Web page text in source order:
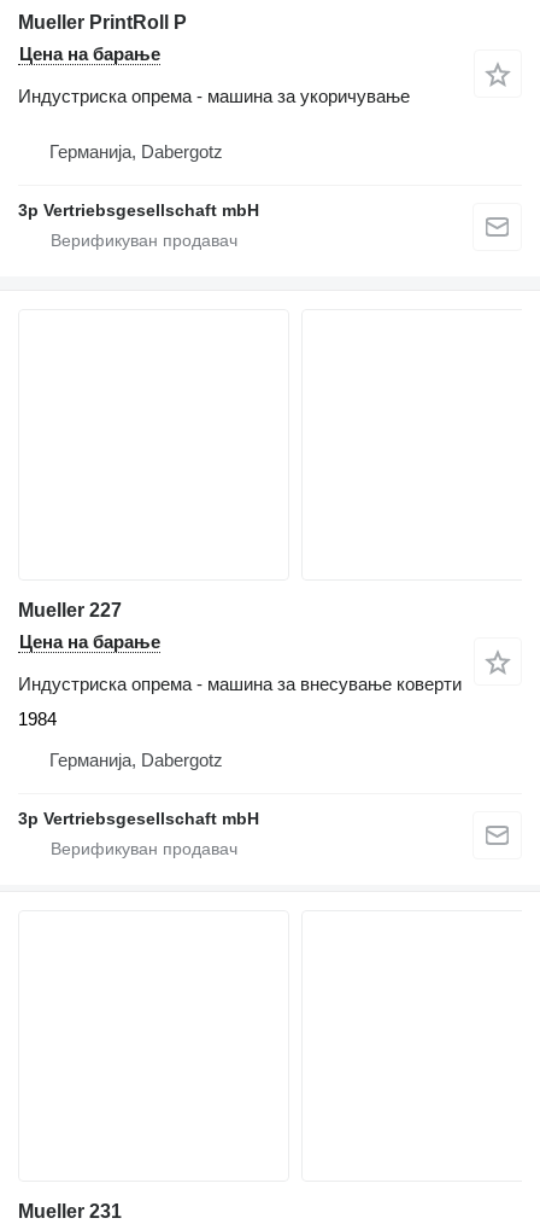
Mueller PrintRoll P
Цена на барање
Индустриска опрема - машина за укоричување
Германија, Dabergotz
3p Vertriebsgesellschaft mbH
Mueller 227
Цена на барање
Индустриска опрема - машина за внесување коверти
1984
Германија, Dabergotz
3p Vertriebsgesellschaft mbH
Mueller 231